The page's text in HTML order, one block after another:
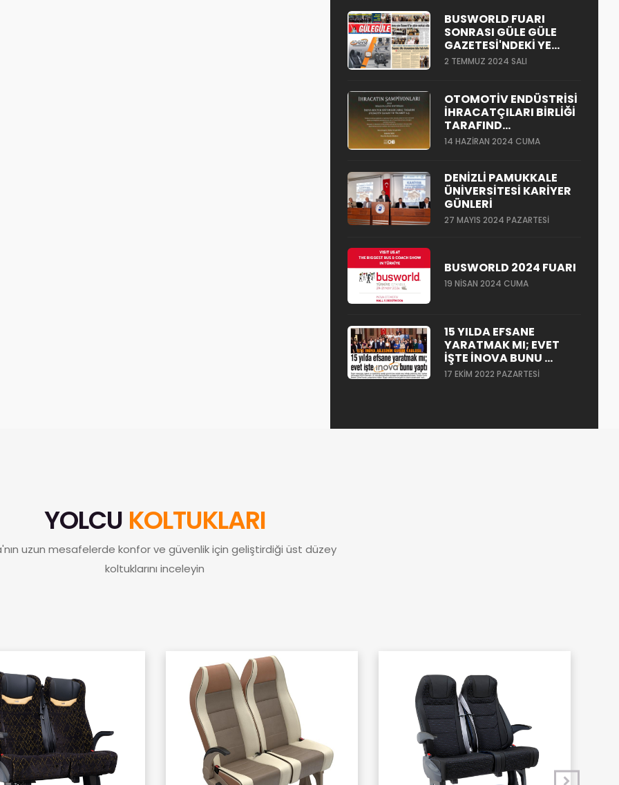
BUSWORLD FUARI
SONRASI GÜLE GÜLE
GAZETESI'NDEKI YE...
2 TEMMUZ 2024 SALI
OTOMOTIV ENDÜSTRISI
İHRACATÇILARI BIRLIĞI
TARAFIND...
14 HAZIRAN 2024 CUMA
DENIZLI PAMUKKALE
ÜNIVERSITESI KARIYER
GÜNLERI
27 MAYIS 2024 PAZARTESI
BUSWORLD 2024 FUARI
19 NISAN 2024 CUMA
15 YILDA EFSANE
YARATMAK MI; EVET
IŞTE İNOVA BUNU ...
17 EKIM 2022 PAZARTESI
YOLCU KOLTUKLARI
uzun mesafelerde konfor ve güvenlik için geliştirdiği üst düzey
koltuklarını inceleyin